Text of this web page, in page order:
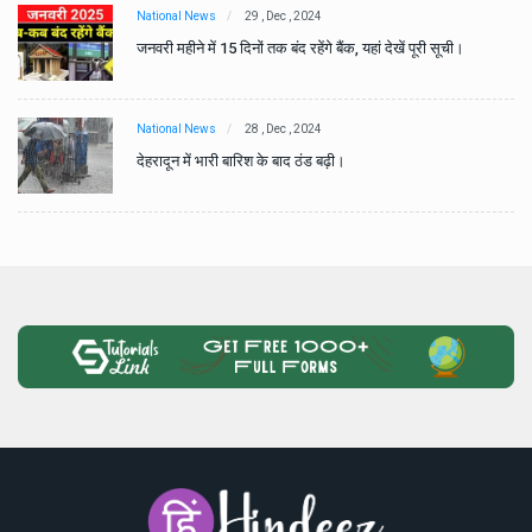
National News 29 , Dec , 2024
जनवरी महीने में 15 दिनों तक बंद रहेंगे बैंक, यहां देखें पूरी सूची।
National News 28 , Dec , 2024
देहरादून में भारी बारिश के बाद ठंड बढ़ी।